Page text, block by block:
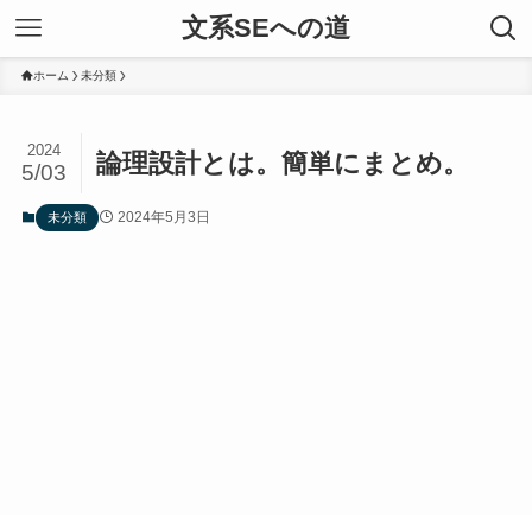
文系SEへの道
ホーム 未分類
論理設計とは。簡単にまとめ。
2024
5/03
未分類 2024年5月3日